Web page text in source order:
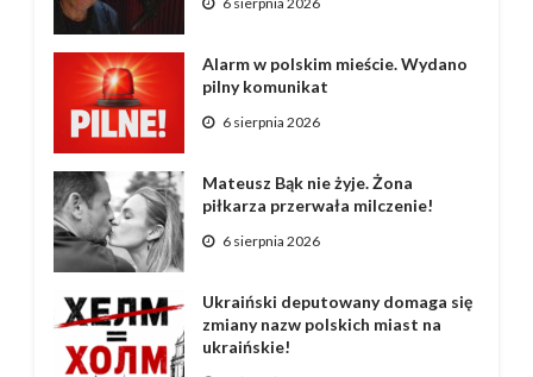
Alarm w polskim mieście. Wydano
pilny komunikat
6 sierpnia 2026
Mateusz Bąk nie żyje. Żona
piłkarza przerwała milczenie!
6 sierpnia 2026
Ukraiński deputowany domaga się
zmiany nazw polskich miast na
ukraińskie!